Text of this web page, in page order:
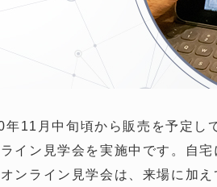
11月中旬頃から販売を予定し
イン見学会を実施中です。自
オンライン見学会は、来場に加